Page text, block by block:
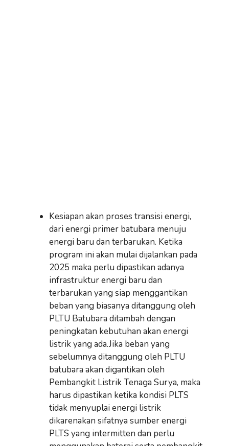
Kesiapan akan proses transisi energi,
dari energi primer batubara menuju
energi baru dan terbarukan. Ketika
program ini akan mulai dijalankan pada
2025 maka perlu dipastikan adanya
infrastruktur energi baru dan
terbarukan yang siap menggantikan
beban yang biasanya ditanggung oleh
PLTU Batubara ditambah dengan
peningkatan kebutuhan akan energi
listrik yang ada.Jika beban yang
sebelumnya ditanggung oleh PLTU
batubara akan digantikan oleh
Pembangkit Listrik Tenaga Surya, maka
harus dipastikan ketika kondisi PLTS
tidak menyuplai energi listrik
dikarenakan sifatnya sumber energi
PLTS yang intermitten dan perlu